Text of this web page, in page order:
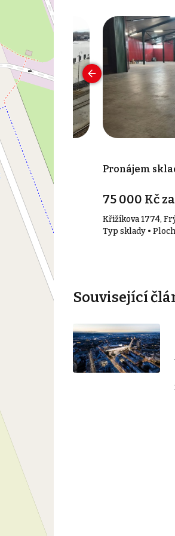
m², Paskov
m²
Pronájem
75 000 Kč
Křižíkova 1774,
Typ sklady •
Související